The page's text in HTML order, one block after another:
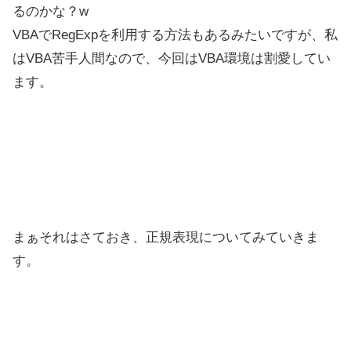
るのかな？w
VBAでRegExpを利用する方法もあるみたいですが、私
はVBA苦手人間なので、今回はVBA環境は割愛してい
ます。
まぁそれはさておき、正規表現についてみていきま
す。